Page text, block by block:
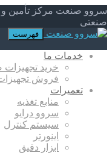
سروو صنعت مرکز تأمین و
صنعتی
فهرست
خدمات ما
خرید تجهیزات
فروش
تعمیرات
منابع تغذیه
سروو درایو
سیستم کنترل
اینورتر
ابزار دقیق